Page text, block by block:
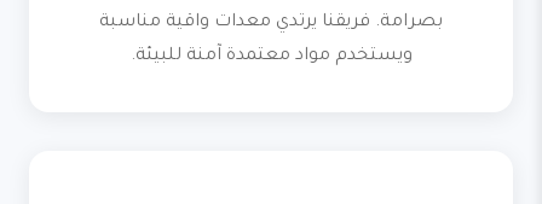
بصرامة. فريقنا يرتدي معدات واقية مناسبة
ويستخدم مواد معتمدة آمنة للبيئة.